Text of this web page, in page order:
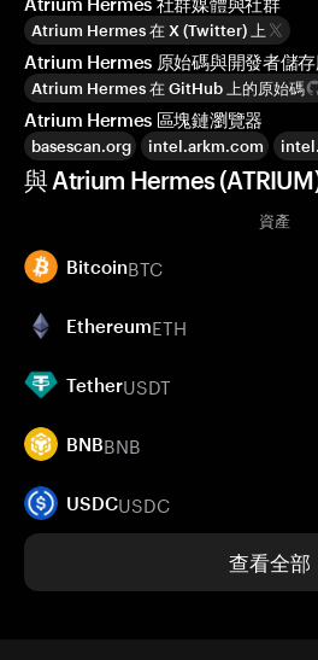
Atrium Hermes 在 X (Twitter) 上
Atrium Hermes 原始碼與開發者儲
Atrium Hermes 在 GitHub 上的原始碼
Atrium Hermes 區塊鏈瀏覽器
basescan.org intel.arkm.com
與 Atrium Hermes
資產
BitcoinBTC
EthereumETH
TetherUSDT
BNBBNB
USDCUSDC
查看全部